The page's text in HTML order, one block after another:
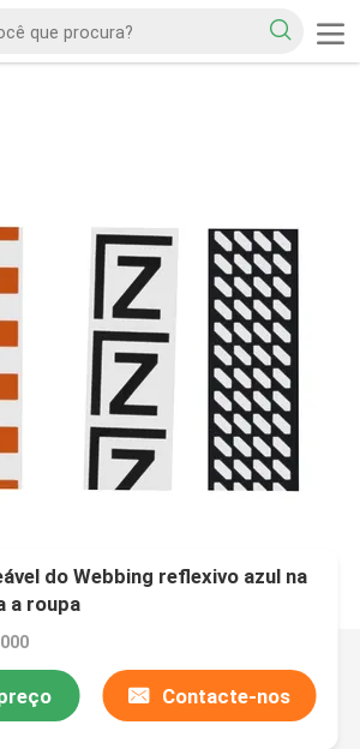
do Webbing reflexivo azul na
a roupa
Contacte-nos